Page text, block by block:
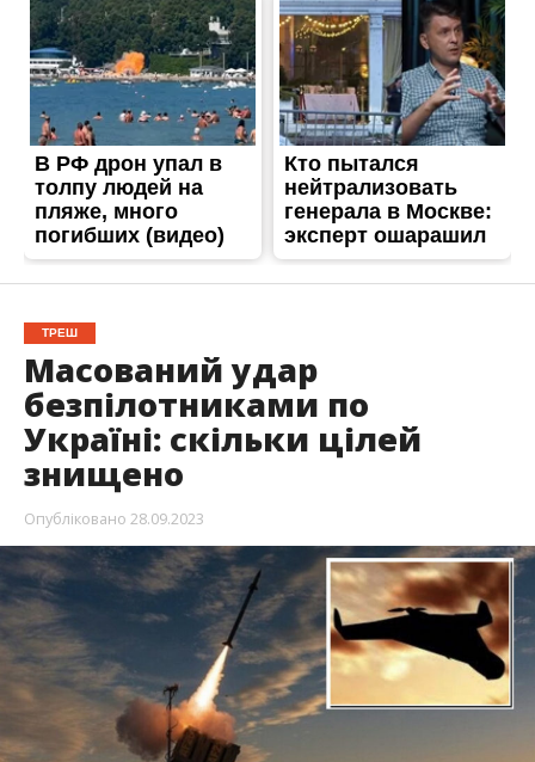
ТРЕШ
Масований удар
безпілотниками по
Україні: скільки цілей
знищено
Опубліковано 28.09.2023